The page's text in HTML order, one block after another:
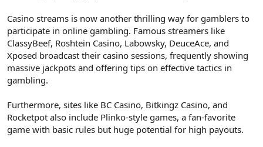
Casino streams is now another thrilling way for gamblers to
participate in online gambling. Famous streamers like
ClassyBeef, Roshtein Casino, Labowsky, DeuceAce, and
Xposed broadcast their casino sessions, frequently showing
massive jackpots and offering tips on effective tactics in
gambling.
Furthermore, sites like BC Casino, Bitkingz Casino, and
Rocketpot also include Plinko-style games, a fan-favorite
game with basic rules but huge potential for high payouts.